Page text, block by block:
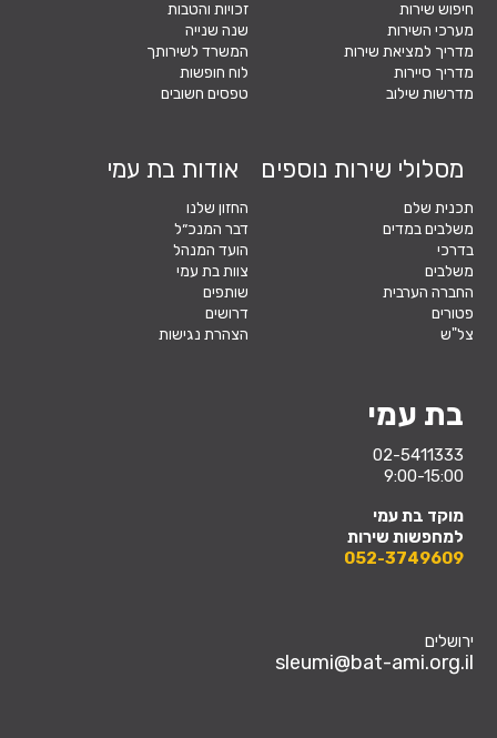
בת עמי
02-5411333
9:00-15:00
מוקד בת עמי
למחפשות שירות
052-3749609
חיפוש שירות
מערכי השירות
מדריך למציאת שירות
מדריך סיירות
מדרשות שילוב
זכויות והטבות
שנה שנייה
המשרד לשירותך
לוח חופשות
טפסים חשובים
מסלולי שירות נוספים
תכנית שלם
משלבים במדים
בדרכי
משלבים
החברה הערבית
פטורים
צל"ש
אודות בת עמי
החזון שלנו
דבר המנכ״ל
הועד המנהל
צוות בת עמי
שותפים
דרושים
הצהרת נגישות
ירושלים
sleumi@bat-ami.org.il